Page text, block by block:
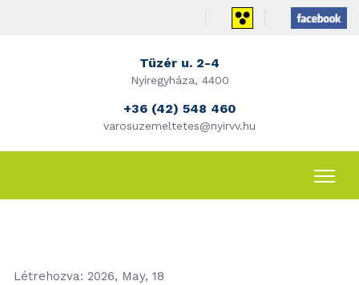
Tüzér u. 2-4
Nyíregyháza, 4400
+36 (42) 548 460
varosuzemeltetes@nyirvv.hu
Létrehozva: 2026, May, 18